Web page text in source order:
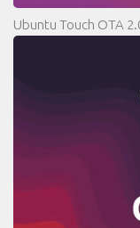
Ubuntu Touch OTA